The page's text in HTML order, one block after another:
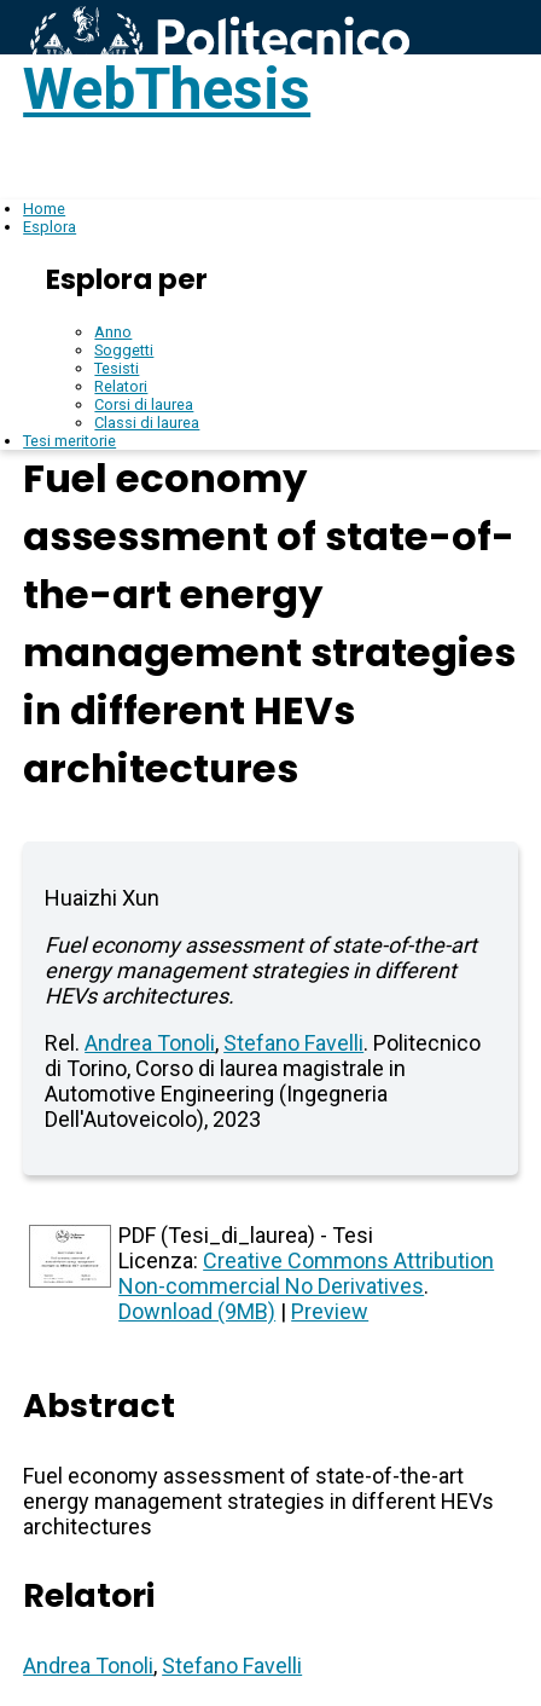
WebThesis
Home
Esplora
Esplora per
Anno
Soggetti
Tesisti
Relatori
Corsi di laurea
Classi di laurea
Tesi meritorie
Fuel economy
assessment of state-of-
the-art energy
management strategies
in different HEVs
architectures
Huaizhi Xun
Fuel economy assessment of state-of-the-art
energy management strategies in different
HEVs architectures.
Rel.Andrea Tonoli, Stefano Favelli. Politecnico
di Torino, Corso di laurea magistrale in
Automotive Engineering (Ingegneria
Dell'Autoveicolo), 2023
PDF (Tesi_di_laurea) - Tesi
Licenza: Creative Commons Attribution
Non-commercial No Derivatives.
Download (9MB) | Preview
Abstract
Fuel economy assessment of state-of-the-art
energy management strategies in different HEVs
architectures
Relatori
Andrea Tonoli, Stefano Favelli